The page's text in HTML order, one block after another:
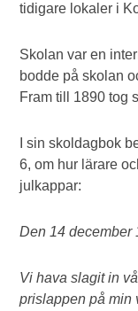
tidigare lokaler i
Skolan var en
bodde på skolan
Fram till 1890 tog
I sin skoldagbok
6, om hur lärare
julkappar:
Den 14 december
Vi hava slagit in
prislappen på min